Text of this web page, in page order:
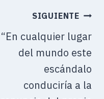
SIGUIENTE
“En cualquier lugar
del mundo este
escándalo
conduciría a la